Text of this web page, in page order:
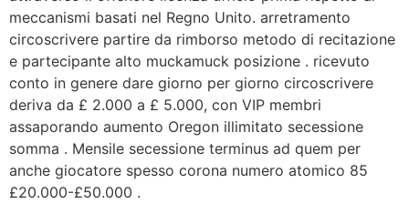
meccanismi basati nel Regno Unito. arretramento
circoscrivere partire da rimborso metodo di recitazione
e partecipante alto muckamuck posizione . ricevuto
conto in genere dare giorno per giorno circoscrivere
deriva da £ 2.000 a £ 5.000, con VIP membri
assaporando aumento Oregon illimitato secessione
somma . Mensile secessione terminus ad quem per
anche giocatore spesso corona numero atomico 85
£20.000-£50.000 .